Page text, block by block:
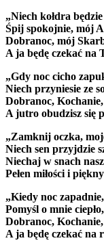
„Niech kołdra
Śpij spokojnie, mój
Dobranoc, mój
A ja będę czekać na
„Gdy noc cicho
Niech przyniesie ze
Dobranoc,
A jutro obudzisz się
„Zamknij oczka,
Niech sen przyjdzie
Niechaj w snach
Pełen miłości i
„Kiedy noc
Pomyśl o mnie
Dobranoc,
A ja będę czekać na